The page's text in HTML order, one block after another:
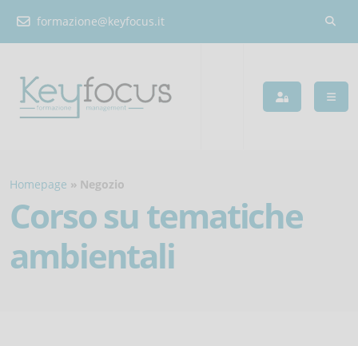
formazione@keyfocus.it
Corso su tematiche
ambientali
Homepage Negozio